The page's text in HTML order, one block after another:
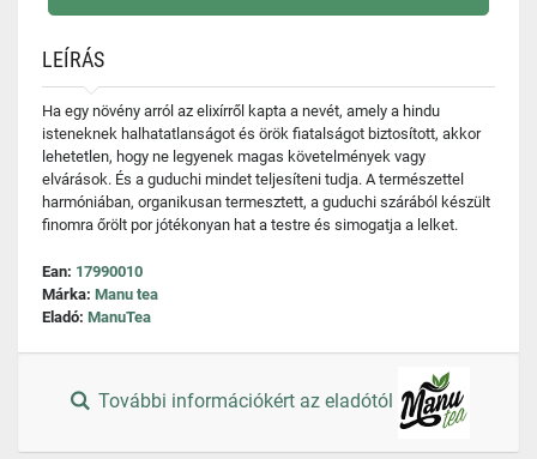
LEÍRÁS
Ha egy növény arról az elixírről kapta a nevét, amely a hindu
isteneknek halhatatlanságot és örök fiatalságot biztosított, akkor
lehetetlen, hogy ne legyenek magas követelmények vagy
elvárások. És a guduchi mindet teljesíteni tudja. A természettel
harmóniában, organikusan termesztett, a guduchi szárából készült
finomra őrölt por jótékonyan hat a testre és simogatja a lelket.
Ean: 17990010
Márka: Manu tea
Eladó: ManuTea
További információkért az eladótól